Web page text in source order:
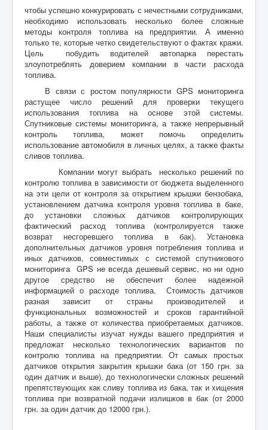
чтобы успешно конкурировать с нечестными сотрудниками,
необходимо использовать несколько более сложные
методы контроля топлива на предприятии. А именно
только те, которые четко свидетельствуют о фактах кражи.
Цель побудить водителей автопарка перестать
злоупотреблять доверием компании в части расхода
топлива.
В связи с ростом популярности GPS мониторинга
растущее число решений для проверки текущего
использования топлива на основе этой системы.
Спутниковые системы мониторинга, а также непрерывный
контроль топлива, может помочь определить
использование автомобиля в личных целях, а также факты
сливов топлива.
Компании могут выбрать несколько решений по
контролю топлива в зависимости от бюджета выделенного
на эти цели от контроля за открытием крышки бензобака,
установлением датчика контроля уровня топлива в баке,
до установки сложных датчиков контролирующих
фактический расход топлива (контролируется также
возврат несгоревшего топлива в бак). Установка
дополнительных датчиков уровня потребления топлива и
иных датчиков, совместимых с системой спутникового
мониторинга GPS не всегда дешевый сервис, но ни одно
другое средство не обеспечит более надежной
информацией о расходе топлива. Стоимость датчиков
разная зависит от страны производителей и
функциональных возможностей и сроков гарантийной
работы, а также от количества приобретаемых датчиков.
Наши специалисты изучат нужды вашего предприятия и
предложат несколько технологических вариантов по
контролю топлива на предприятии. От самых простых
датчиков открытия закрытия крышки бака (от 150 грн. за
один датчик и выше), до технологически сложных решений
препятствующих как сливу топлива из бака, так и хищения
топлива при возвратной подачи излишков в бак (от 2000
грн. за один датчик до 12000 грн.).